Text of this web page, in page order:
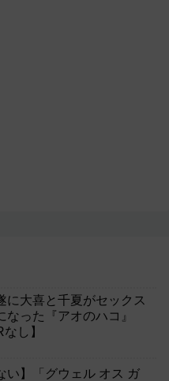
に大喜と千夏がセックス
なった『アオのハコ』
し】
い】「グウェル オス ガ